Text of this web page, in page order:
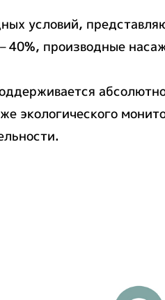
условий,
40%, производные
экологического